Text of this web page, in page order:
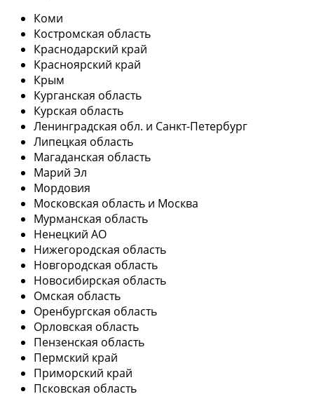
Коми
Костромская область
Краснодарский край
Красноярский край
Крым
Курганская область
Курская область
Ленинградская обл. и Санкт-Петербург
Липецкая область
Магаданская область
Марий Эл
Мордовия
Московская область и Москва
Мурманская область
Ненецкий АО
Нижегородская область
Новгородская область
Новосибирская область
Омская область
Оренбургская область
Орловская область
Пензенская область
Пермский край
Приморский край
Псковская область